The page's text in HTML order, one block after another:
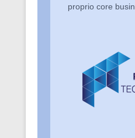
proprio core